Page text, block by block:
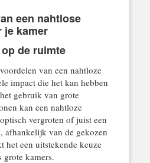
een nahtlose
je kamer
de ruimte
van een nahtloze
impact die het kan hebben
gebruik van grote
kan een nahtloze
vergroten of juist een
afhankelijk van de gekozen
het een uitstekende keuze
grote kamers.